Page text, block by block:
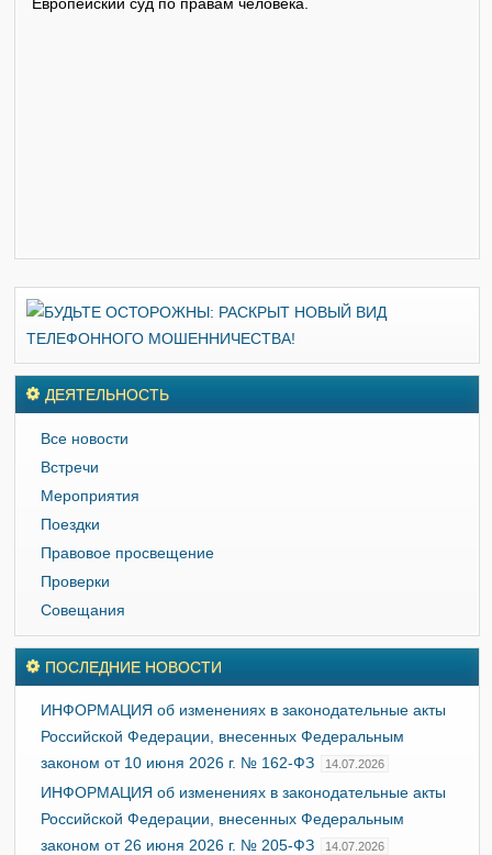
ДЕЯТЕЛЬНОСТЬ
Все новости
Встречи
Мероприятия
Поездки
Правовое просвещение
Проверки
Совещания
ПОСЛЕДНИЕ НОВОСТИ
ИНФОРМАЦИЯ об изменениях в законодательные акты
Российской Федерации, внесенных Федеральным
законом от 10 июня 2026 г. № 162-ФЗ
14.07.2026
ИНФОРМАЦИЯ об изменениях в законодательные акты
Российской Федерации, внесенных Федеральным
законом от 26 июня 2026 г. № 205-ФЗ
14.07.2026